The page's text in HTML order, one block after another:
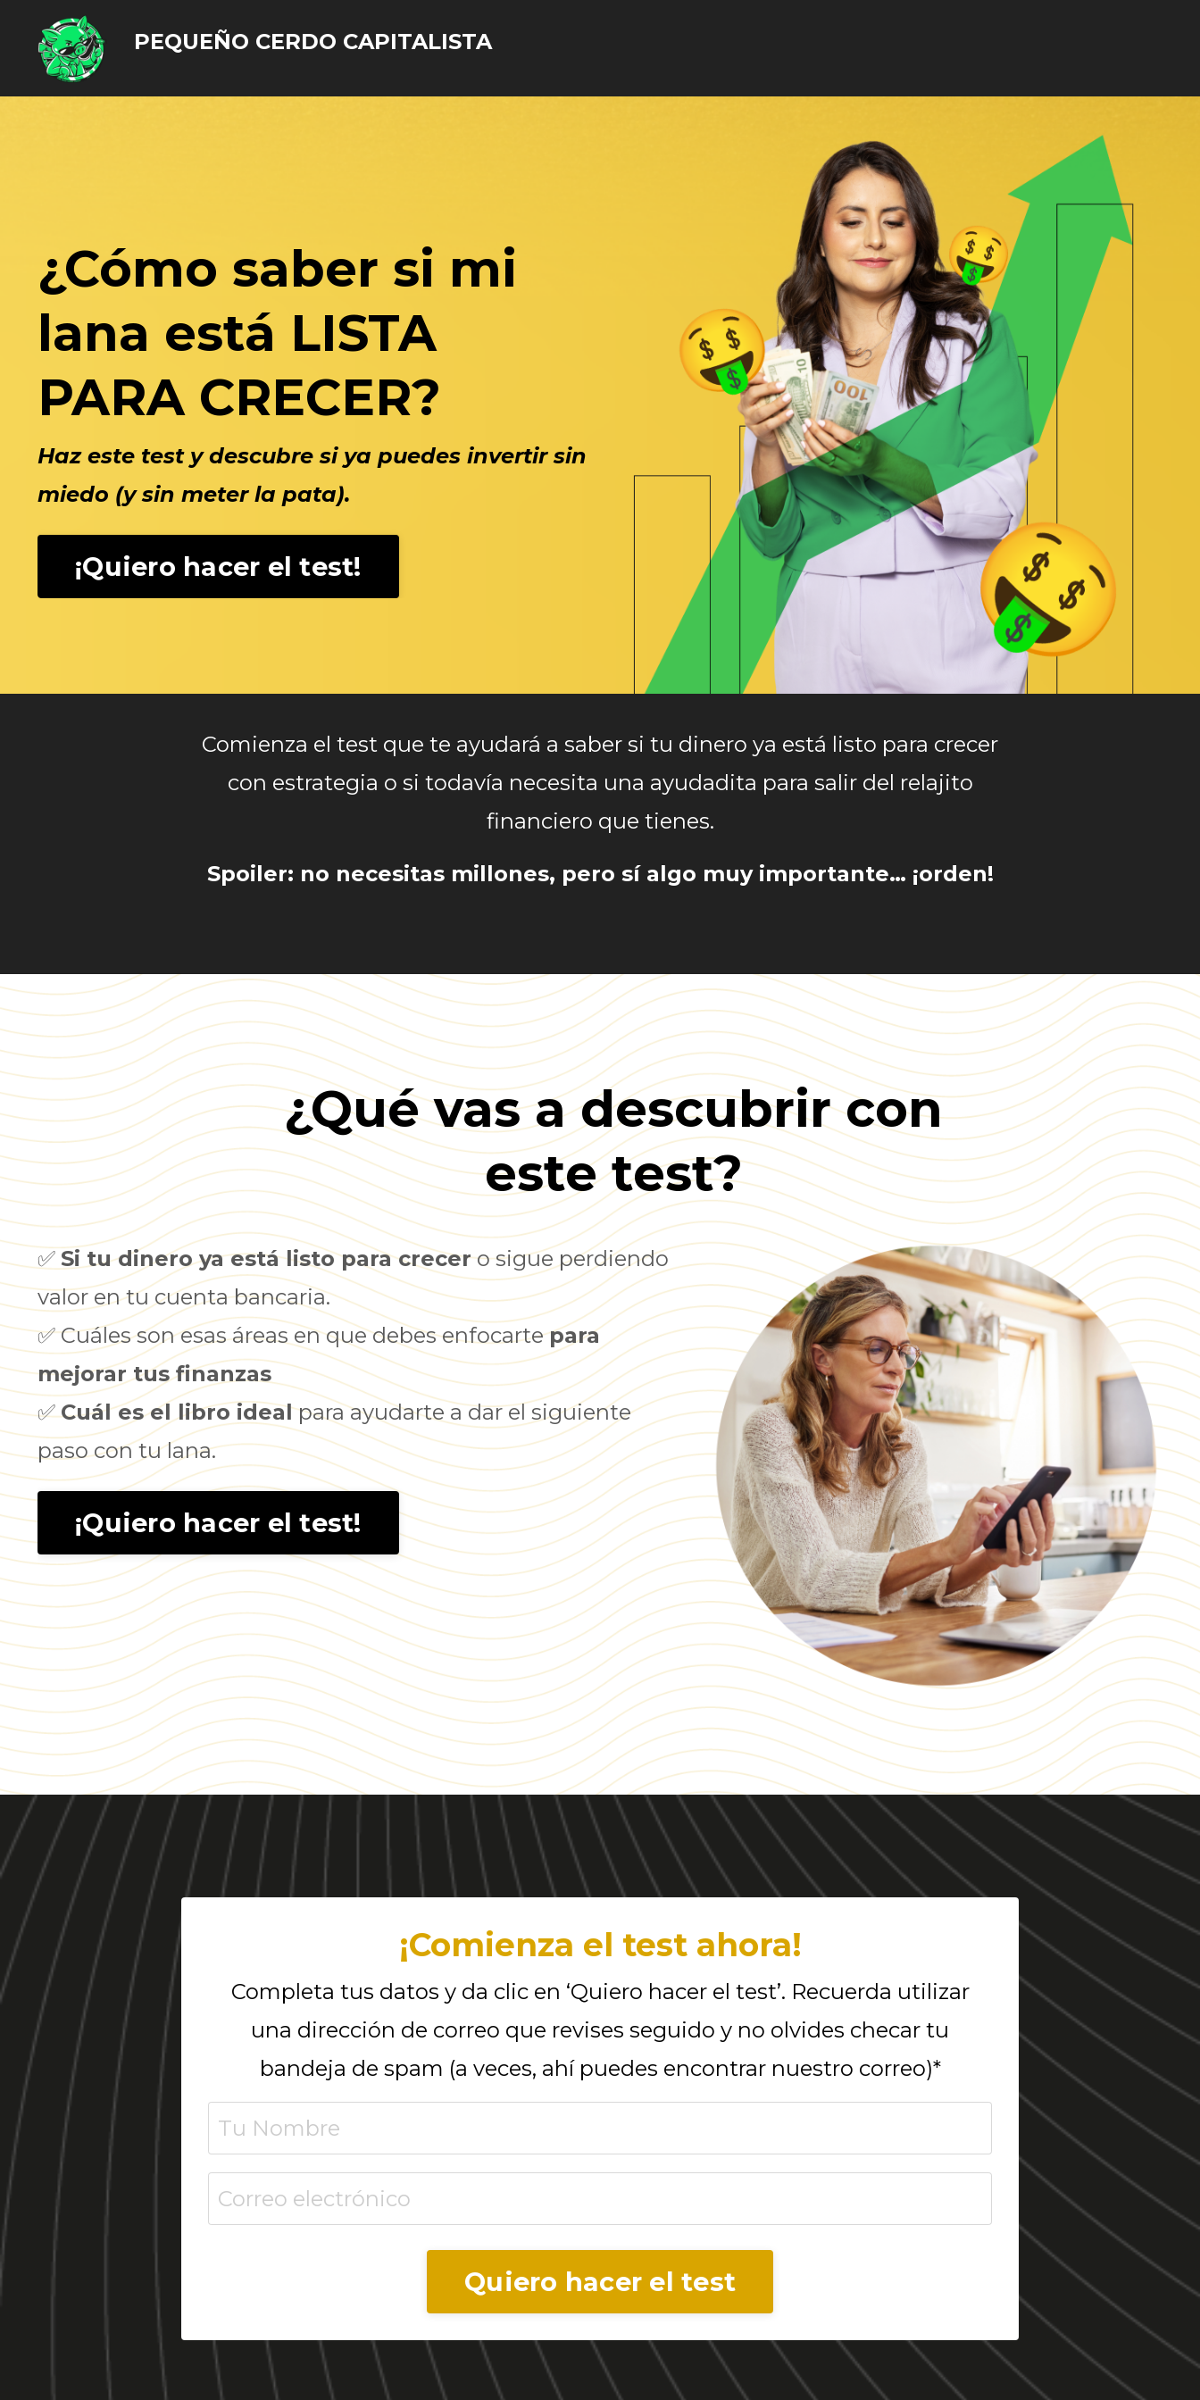
PEQUEÑO CERDO CAPITALISTA
¿Cómo saber si mi
lana está LISTA
PARA CRECER?
Haz este test y descubre si ya puedes invertir sin
miedo (y sin meter la pata).
¡Quiero hacer el test!
Comienza el test que te ayudará a saber si tu dinero ya está listo para crecer
con estrategia o si todavía necesita una ayudadita para salir del relajito
financiero que tienes.
Spoiler: no necesitas millones, pero sí algo muy importante… ¡orden!
¿Qué vas a descubrir con
este test?
✅ Si tu dinero ya está listo para crecero sigue perdiendo
valor en tu cuenta bancaria.
✅ Cuáles son esas áreas en que debes enfocartepara
mejorar tus finanzas
✅Cuál es el libro idealpara ayudarte a dar el siguiente
paso con tu lana.
¡Quiero hacer el test!
¡Comienza el test ahora!
Completa tus datos y da clic en ‘Quiero hacer el test’. Recuerda utilizar
una dirección de correo que revises seguido y no olvides checar tu
bandeja de spam (a veces, ahí puedes encontrar nuestro correo)*
Quiero hacer el test